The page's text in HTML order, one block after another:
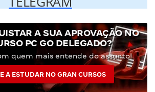
A SUA APROVAÇÃO NO
PC GO DELEGADO?
quem mais entende do assunto!
A ESTUDAR NO GRAN CURSOS